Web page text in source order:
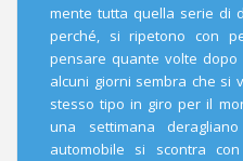
mente tutta quella serie di
perché, si ripetono con
pensare quante volte
alcuni giorni sembra che si
stesso tipo in giro per il
una settimana
automobile si scontra